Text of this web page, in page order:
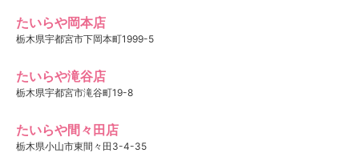
たいらや岡本店
栃木県宇都宮市下岡本町1999-5
たいらや滝谷店
栃木県宇都宮市滝谷町19-8
たいらや間々田店
栃木県小山市東間々田3-4-35